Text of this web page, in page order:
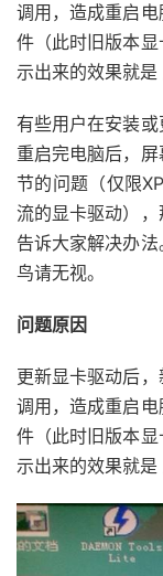
调用，造成重启
件（此时旧版本
示出来的效果就
有些用户在安装
重启完电脑后，
节的问题（仅限
流的显卡驱动）
告诉大家解决办
鸟请无视。
问题原因
更新显卡驱动后
调用，造成重启
件（此时旧版本
示出来的效果就是